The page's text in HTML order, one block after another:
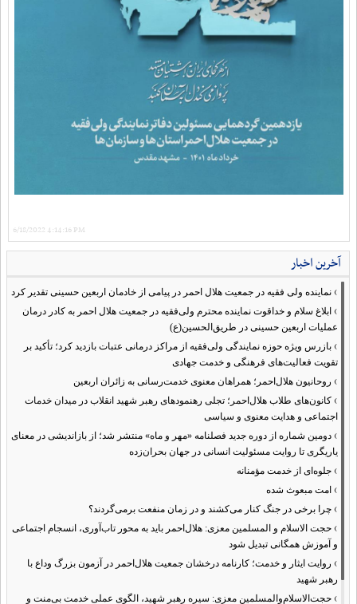
6/18/2022 4:14:16 PM
آخرین اخبار
› نماینده ولی فقیه در جمعیت هلال احمر در پیامی از خادمان اربعین حسینی تقدیر کرد
› ابلاغ سلام و خداقوت نماینده محترم ولی‌فقیه در جمعیت هلال احمر به کادر درمان
عملیات اربعین حسینی در طریق‌الحسین(ع)
› بازرس ویژه حوزه نمایندگی ولی‌فقیه از مراکز درمانی عتبات بازدید کرد؛ تأکید بر
تقویت فعالیت‌های فرهنگی و خدمت جهادی
› روحانیون هلال‌احمر؛ همراهان معنوی خدمت‌رسانی به زائران اربعین
› کانون‌های طلاب هلال‌احمر؛ تجلی رهنمودهای رهبر شهید انقلاب در میدان خدمات
اجتماعی و هدایت معنوی و سیاسی
› دومین شماره از دوره جدید فصلنامه «مهر و ماه» منتشر شد؛ از بازاندیشی در معنای
یاریگری تا روایت مسئولیت انسانی در جهان بحران‌زده
› جلوه‌ای از خدمت مؤمنانه
› امت مبعوث شده
› چرا برخی در جنگ کنار می‌کشند و در زمان منفعت برمی‌گردند؟
› حجت الاسلام و المسلمین معزی: هلال‌احمر باید به محور تاب‌آوری، انسجام اجتماعی
و آموزش همگانی تبدیل شود
› روایت ایثار و خدمت؛ کارنامه درخشان جمعیت هلال‌احمر در آزمون بزرگ وداع با
رهبر شهید
› حجت‌الاسلام‌والمسلمین معزی: سیره رهبر شهید، الگوی عملی خدمت بی‌منت و